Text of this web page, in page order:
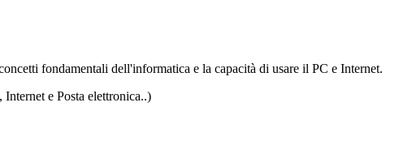
fondamentali dell'informatica e la capacità di usare il PC e Internet.
e Posta elettronica..)